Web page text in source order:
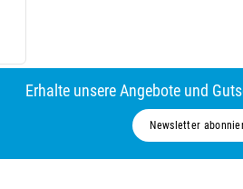
Erhalte unsere Angebote und
Newsletter